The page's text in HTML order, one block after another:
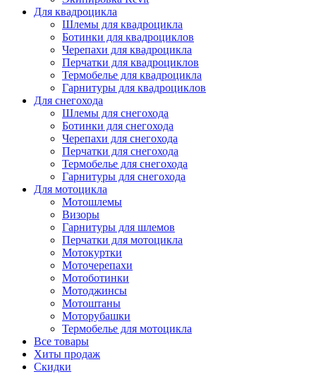
Для квадроцикла
Шлемы для квадроцикла
Ботинки для квадроциклов
Черепахи для квадроцикла
Перчатки для квадроциклов
Термобелье для квадроцикла
Гарнитуры для квадроциклов
Для снегохода
Шлемы для снегохода
Ботинки для снегохода
Черепахи для снегохода
Перчатки для снегохода
Термобелье для снегохода
Гарнитуры для снегохода
Для мотоцикла
Мотошлемы
Визоры
Гарнитуры для шлемов
Перчатки для мотоцикла
Мотокуртки
Моточерепахи
Мотоботинки
Мотоджинсы
Мотоштаны
Моторубашки
Термобелье для мотоцикла
Все товары
Хиты продаж
Скидки